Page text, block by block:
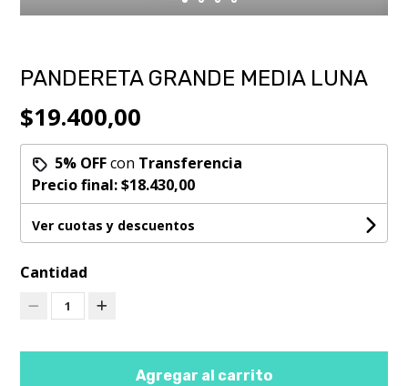
PANDERETA GRANDE MEDIA LUNA
$19.400,00
5% OFFcon Transferencia
Precio final:$18.430,00
Ver cuotas y descuentos
Cantidad
1
Agregar al carrito